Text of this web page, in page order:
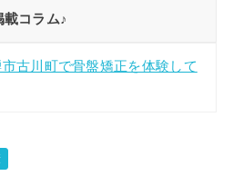
載コラム♪
古川町で骨盤矯正を体験して